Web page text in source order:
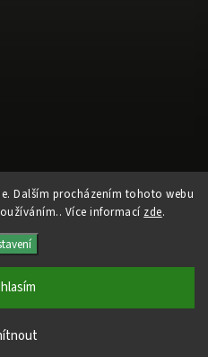
Dalším procházením tohoto webu
Více informací zde.
a
. Všechna práva vyhrazena.